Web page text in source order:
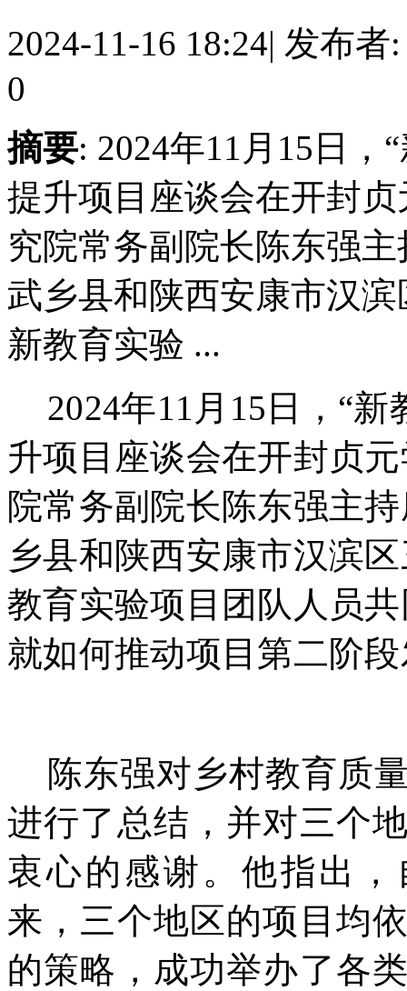
2024-11-16 18:24| 发布者
0
摘要: 2024年11月15日，
提升项目座谈会在开封
究院常务副院长陈东强
武乡县和陕西安康市汉
新教育实验 ...
2024年11月15日，“
升项目座谈会在开封贞
院常务副院长陈东强主
乡县和陕西安康市汉滨
教育实验项目团队人员
就如何推动项目第二阶
陈东强对乡村教育质
进行了总结，并对三个
衷心的感谢。他指出，
来，三个地区的项目均
的策略，成功举办了各